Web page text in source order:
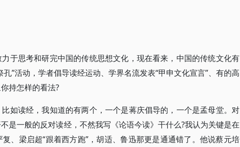
力于思考和研完中国的传统思想文化，现在看来，中国的传统文化有
”活动，学者倡导读经运动、学界名流发表“甲申文化宣言”、有的高
持怎样的看法?
如读经，我知道的有两个，一个是蒋庆倡导的，一个是孟母堂。对
是一般的反对读经，不然我写《论语今读》干什么?我认为关键是在
、梁启超“跟着西方跑”，胡适、鲁迅那更是通通错了。他说蔡元培